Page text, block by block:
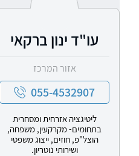
עו"ד ינון ברקאי
אזור המרכז
055-4532907
ליטיגציה אזרחית ומסחרית
בתחומים- מקרקעין, משפחה,
הוצל"פ, חוזים, ייצוג משפטי
ושירותי נוטריון.